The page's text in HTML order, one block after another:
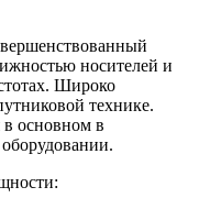
носителей и
Широко
технике.
в основном в